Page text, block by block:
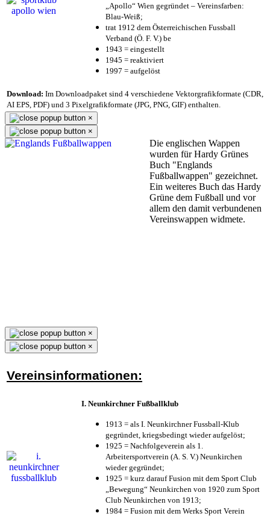
„Apollo“ Wien gegründet – Vereinsfarben:
Blau-Weiß;
trat 1912 dem Österreichischen Fussball
Verband (Ö. F. V.) be
1943 = eingestellt
1945 = reaktiviert
1997 = aufgelöst
Download: Im Downloadpaket sind 4 verschiedene Vektorgrafikformate (CDR,
AI EPS, PDF) und 3 Pixelgrafikformate (JPG, PNG, GIF) enthalten.
×
×
Die englischen Wappen
wurden für Hardy Grünes
Buch "Englands
Fußballwappen" gezeichnet.
Ein weiteres Buch das Hardy
Grüne dem Fußball und vor
allem den damit verbundenen
Vereinswappen widmete.
×
×
Vereinsinformationen:
I. Neunkirchner Fußballklub
1913 = als I. Neunkirchner Fussball-Klub
gegründet, kriegsbedingt wieder aufgelöst;
1925 = Nachfolgeverein als 1.
Arbeitersportverein (A. S. V.) Neunkirchen
wieder gegründet;
1925 = kurz darauf Fusion mit dem Sport Club
„Bewegung“ Neunkirchen von 1920 zum Sport
Club Neunkirchen von 1913;
1984 = Fusion mit dem Werks Sport Verein